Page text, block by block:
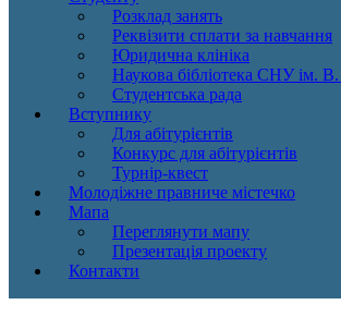
Розклад занять
Реквізити сплати за навчання
Юридична клініка
Наукова бібліотека СНУ ім.
Студентська рада
Вступнику
Для абітурієнтів
Конкурс для абітурієнтів
Турнір-квест
Молодіжне правниче містечко
Мапа
Переглянути мапу
Презентація проекту
Контакти